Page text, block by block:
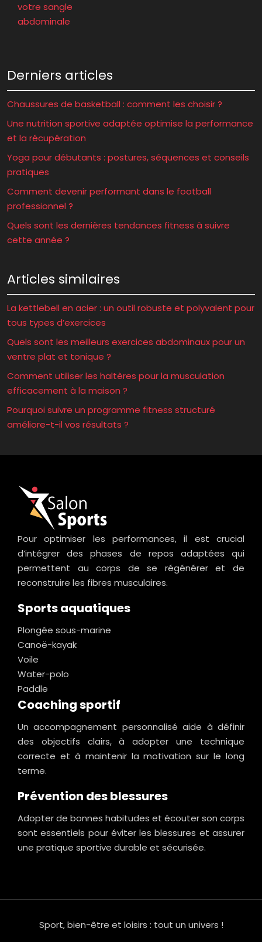
votre sangle
abdominale
Derniers articles
Chaussures de basketball : comment les choisir ?
Une nutrition sportive adaptée optimise la performance
et la récupération
Yoga pour débutants : postures, séquences et conseils
pratiques
Comment devenir performant dans le football
professionnel ?
Quels sont les dernières tendances fitness à suivre
cette année ?
Articles similaires
La kettlebell en acier : un outil robuste et polyvalent pour
tous types d’exercices
Quels sont les meilleurs exercices abdominaux pour un
ventre plat et tonique ?
Comment utiliser les haltères pour la musculation
efficacement à la maison ?
Pourquoi suivre un programme fitness structuré
améliore-t-il vos résultats ?
Pour optimiser les performances, il est crucial
d’intégrer des phases de repos adaptées qui
permettent au corps de se régénérer et de
reconstruire les fibres musculaires.
Sports aquatiques
Plongée sous-marine
Canoë-kayak
Voile
Water-polo
Paddle
Coaching sportif
Un accompagnement personnalisé aide à définir
des objectifs clairs, à adopter une technique
correcte et à maintenir la motivation sur le long
terme.
Prévention des blessures
Adopter de bonnes habitudes et écouter son corps
sont essentiels pour éviter les blessures et assurer
une pratique sportive durable et sécurisée.
Sport, bien-être et loisirs : tout un univers !